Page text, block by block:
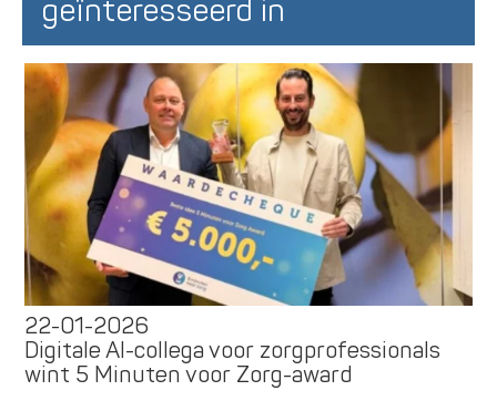
geïnteresseerd in
22-01-2026
Digitale AI-collega voor zorgprofessionals
wint 5 Minuten voor Zorg-award